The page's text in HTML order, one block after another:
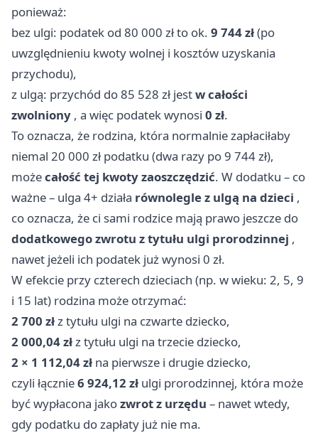
ponieważ:
bez ulgi: podatek od 80 000 zł to ok. 9 744 zł(po
uwzględnieniu kwoty wolnej i kosztów uzyskania
przychodu),
z ulgą: przychód do 85 528 zł jestw całości
zwolniony , a więc podatek wynosi 0 zł.
To oznacza, że rodzina, która normalnie zapłaciłaby
niemal 20 000 zł podatku (dwa razy po 9 744 zł),
możecałość tej kwoty zaoszczędzić. W dodatku – co
ważne – ulga 4+ działa równolegle z ulgą na dzieci ,
co oznacza, że ci sami rodzice mają prawo jeszcze do
dodatkowego zwrotu z tytułu ulgi prorodzinnej ,
nawet jeżeli ich podatek już wynosi 0 zł.
W efekcie przy czterech dzieciach (np. w wieku: 2, 5, 9
i 15 lat) rodzina może otrzymać:
2 700 złz tytułu ulgi na czwarte dziecko,
2 000,04 złz tytułu ulgi na trzecie dziecko,
2 × 1 112,04 zł na pierwsze i drugie dziecko,
czyli łącznie6 924,12 zł ulgi prorodzinnej, która może
być wypłacona jakozwrot z urzędu – nawet wtedy,
gdy podatku do zapłaty już nie ma.